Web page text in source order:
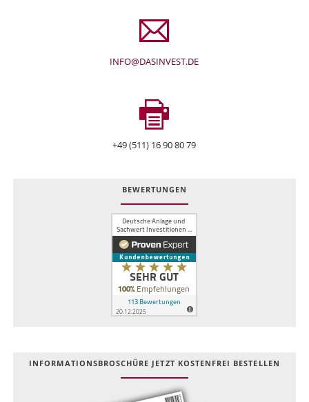
INFO@DASINVEST.DE
+49 (511) 16 90 80 79
BEWERTUNGEN
INFOR­MATIONS­BROSCHÜRE JETZT KOSTEN­FREI BESTELLEN